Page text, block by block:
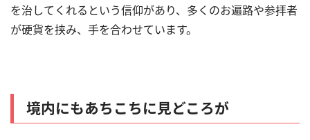
を治してくれるという信仰があり、多くのお遍路や参拝者
が硬貨を挟み、手を合わせています。
境内にもあちこちに見どころが